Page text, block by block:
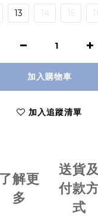
13 14 15
加入購物車
加入追蹤清單
了解更
多
送貨及
付款
式